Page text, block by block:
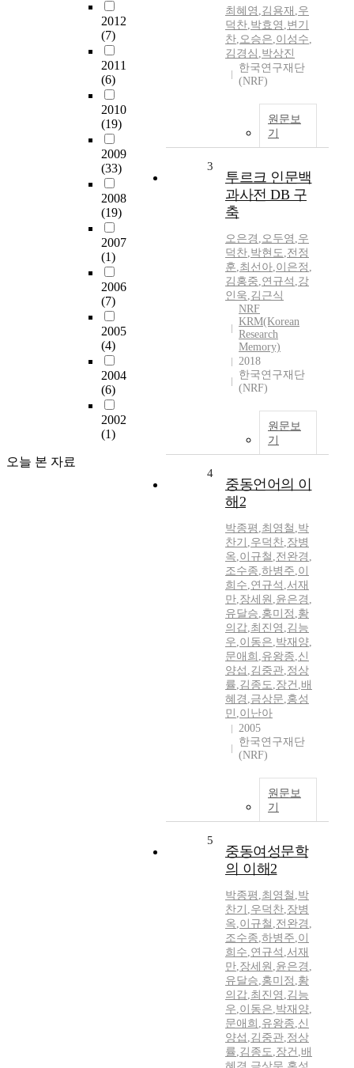
2012
(7)
2011
(6)
2010
(19)
2009
(33)
2008
(19)
2007
(1)
2006
(7)
2005
(4)
2004
(6)
2002
(1)
오늘 본 자료
최혜영 ,김용재 ,우
덕찬,박효영 ,변기
찬,오승은,이성수,
김경심 ,박상진
한국연구재단
(NRF)
원문보
기
3
투르크 인문백
과사전 DB 구
축
오은경 ,오두영 ,우
덕찬,박현도,전정
훈,최선아,이은정 ,
김홍중,연규석 ,강
인욱,김근식
NRF
KRM(Korean
Research
Memory)
2018
한국연구재단
(NRF)
원문보
기
4
중동언어의 이
해2
박종평 ,최영철 ,박
찬기 ,우덕찬,장병
옥,이규철 ,전완경 ,
조수종,하병주,이
희수,연규석 ,서재
만,장세원 ,윤은경 ,
유달승,홍미정 ,황
의갑,최진영 ,김능
우,이동은,박재양,
문애희 ,유왕종,신
양섭 ,김중관,정상
률,김종도,장건 ,배
혜경 ,금상문,홍성
민 ,이난아
2005
한국연구재단
(NRF)
원문보
기
5
중동여성문학
의 이해2
박종평 ,최영철 ,박
찬기 ,우덕찬,장병
옥,이규철 ,전완경 ,
조수종,하병주,이
희수,연규석 ,서재
만,장세원 ,윤은경 ,
유달승,홍미정 ,황
의갑,최진영 ,김능
우,이동은,박재양,
문애희 ,유왕종,신
양섭 ,김중관,정상
률,김종도,장건 ,배